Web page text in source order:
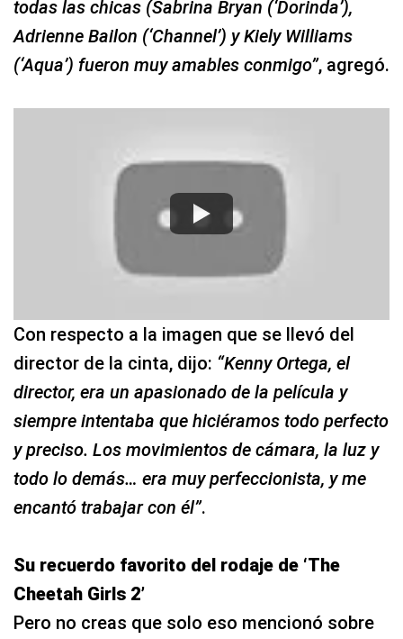
todas las chicas (Sabrina Bryan (‘Dorinda’),
Adrienne Bailon (‘Channel’) y Kiely Williams
(‘Aqua’) fueron muy amables conmigo”, agregó.
Con respecto a la imagen que se llevó del
director de la cinta, dijo: “Kenny Ortega, el
director, era un apasionado de la película y
siempre intentaba que hiciéramos todo perfecto
y preciso. Los movimientos de cámara, la luz y
todo lo demás… era muy perfeccionista, y me
encantó trabajar con él”.
Su recuerdo favorito del rodaje de ‘The
Cheetah Girls 2’
Pero no creas que solo eso mencionó sobre